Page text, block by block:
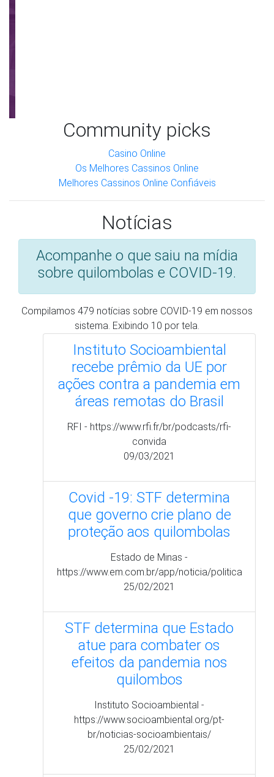
Acompanhe o que saiu na mídia
sobre quilombolas e COVID-19.
Compilamos 479 notícias sobre COVID-19 em nossos
sistema. Exibindo 10 por tela.
Instituto Socioambiental
recebe prêmio da UE por
ações contra a pandemia em
áreas remotas do Brasil
convida
09/03/2021
Covid -19: STF determina
que governo crie plano de
proteção aos quilombolas
Estado de Minas -
https://www.em.com.br/app/noticia/politica
25/02/2021
STF determina que Estado
atue para combater os
efeitos da pandemia nos
quilombos
Instituto Socioambiental -
https://www.socioambiental.org/pt-
25/02/2021
ctos da pandemia nos
quilombos"
Alma Preta -
https://almapreta.com/editorias/o-
quilombo/jornalismo-local-pode-amenizar-
impactos-da-p